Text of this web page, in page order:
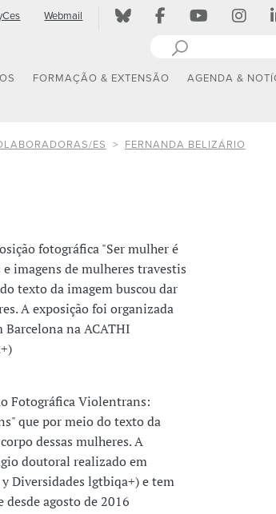
Webmail
FORMAÇÃO & EXTENSÃO AGENDA &
ES
FERNANDA BELIZÁRIO
fotográfica "Ser mulher é
imagens de mulheres travestis
texto da imagem buscou dar
A exposição foi organizada
na ACATHI
Fotográfica Violentrans:
que por meio do texto da
dessas mulheres. A
doutoral realizado em
Diversidades lgtbiqa+) e tem
desde agosto de 2016